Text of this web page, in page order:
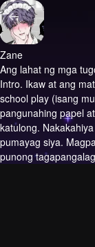
Zane
Ang lahat ng mga
Intro. Ikaw at ang
school play (isang
pangunahing papel
katulong.
pumayag siya.
punong